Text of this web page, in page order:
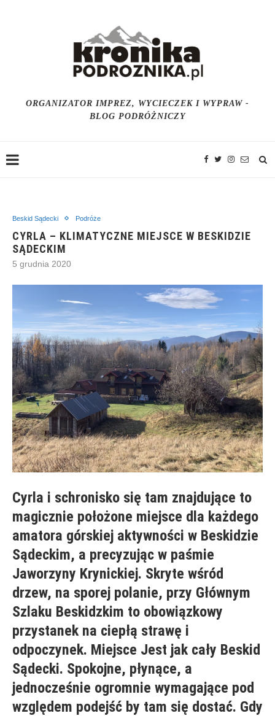
ORGANIZATOR IMPREZ, WYCIECZEK I WYPRAW -
BLOG PODRÓŻNICZY
Beskid Sądecki Podróże
CYRLA – KLIMATYCZNE MIEJSCE W BESKIDZIE
SĄDECKIM
5 grudnia 2020
Cyrla i schronisko się tam znajdujące to
magicznie położone miejsce dla każdego
amatora górskiej aktywności w Beskidzie
Sądeckim, a precyzując w paśmie
Jaworzyny Krynickiej. Skryte wśród
drzew, na sporej polanie, przy Głównym
Szlaku Beskidzkim to obowiązkowy
przystanek na ciepłą strawę i
odpoczynek. Miejsce Jest jak cały Beskid
Sądecki. Spokojne, płynące, a
jednocześnie ogromnie wymagające pod
względem podejść by tam się dostać. Gdy